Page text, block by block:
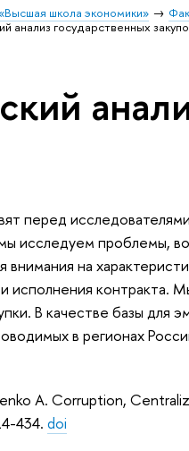
школа экономики»
анализ государственных
перед
исследуем проблемы,
на
контракта.
В качестве базы
в регионах
A. Corruption,
434. doi